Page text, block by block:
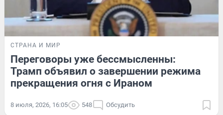
СТРАНА И МИР
Переговоры уже бессмысленны:
Трамп объявил о завершении режима
прекращения огня с Ираном
8 июля, 2026, 16:05 548 Обсудить